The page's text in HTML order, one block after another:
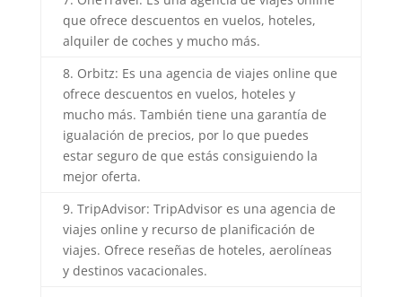
que ofrece descuentos en vuelos, hoteles,
alquiler de coches y mucho más.
8. Orbitz: Es una agencia de viajes online que
ofrece descuentos en vuelos, hoteles y
mucho más. También tiene una garantía de
igualación de precios, por lo que puedes
estar seguro de que estás consiguiendo la
mejor oferta.
9. TripAdvisor: TripAdvisor es una agencia de
viajes online y recurso de planificación de
viajes. Ofrece reseñas de hoteles, aerolíneas
y destinos vacacionales.